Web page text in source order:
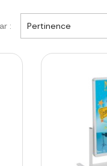
: Pertinence